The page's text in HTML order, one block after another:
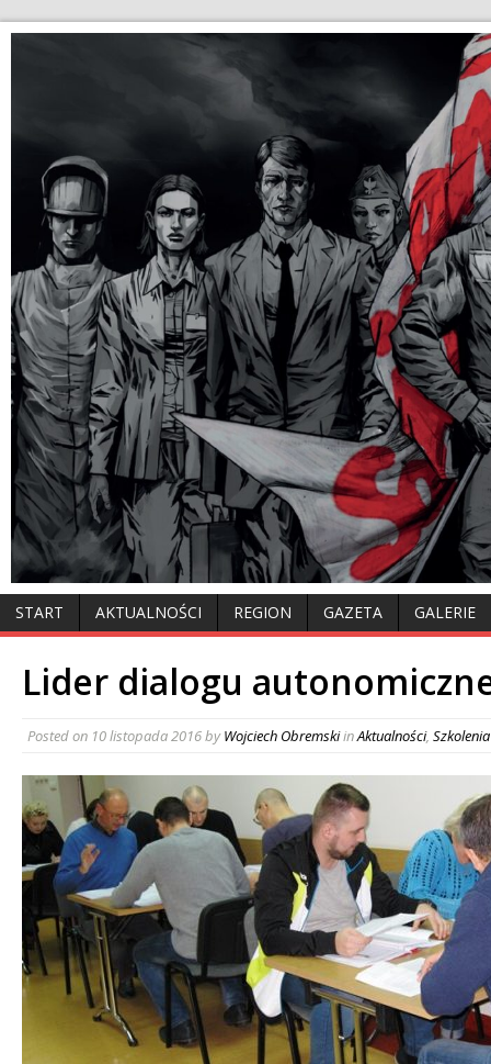
START AKTUALNOŚCI REGION GAZETA GALERIE
Lider dialogu
Posted on 10 listopada 2016byWojciech ObremskiinAktualności,